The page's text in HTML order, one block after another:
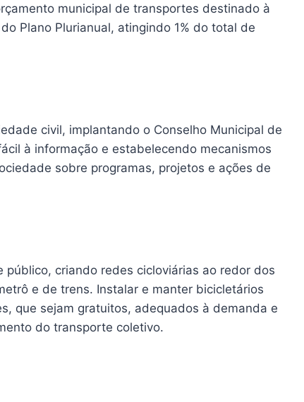
municipal de transportes destinado à
Plano Plurianual, atingindo 1% do total de
civil, implantando o Conselho Municipal de
à informação e estabelecendo mecanismos
sobre programas, projetos e ações de
criando redes cicloviárias ao redor dos
e de trens. Instalar e manter bicicletários
que sejam gratuitos, adequados à demanda e
do transporte coletivo.